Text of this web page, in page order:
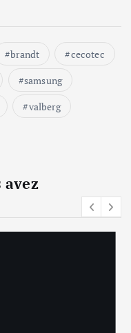
brandt
cecotec
samsung
valberg
avez